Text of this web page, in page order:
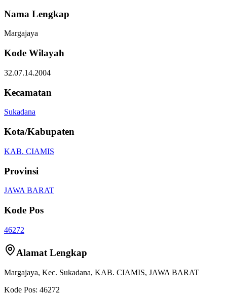
Nama Lengkap
Margajaya
Kode Wilayah
32.07.14.2004
Kecamatan
Sukadana
Kota/Kabupaten
KAB. CIAMIS
Provinsi
JAWA BARAT
Kode Pos
46272
Alamat Lengkap
Margajaya, Kec. Sukadana, KAB. CIAMIS, JAWA BARAT
Kode Pos: 46272